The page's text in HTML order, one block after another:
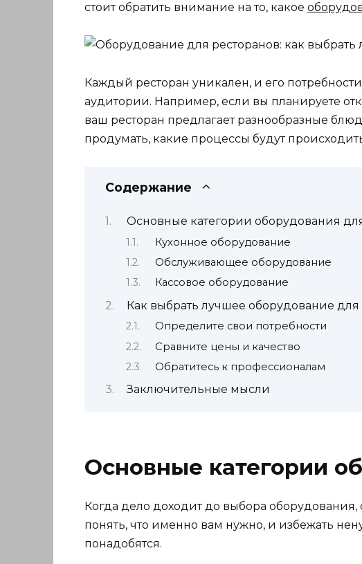
стоит обратить внимание на то, какое
Каждый ресторан уникален, и его
аудитории. Например, если вы планируете
ваш ресторан предлагает разнообразные
продумать, какие процессы будут
Содержание
Основные категории оборудования
Кухонное оборудование
Обслуживающее оборудование
Кассовое оборудование
Как выбрать лучшее оборудование для
Определите свои потребности
Сравните цены и качество
Обратитесь к профессионалам
Заключительные мысли
Основные категории
Когда дело доходит до выбора оборудования,
понять, что именно вам нужно, и избежать
понадобятся.